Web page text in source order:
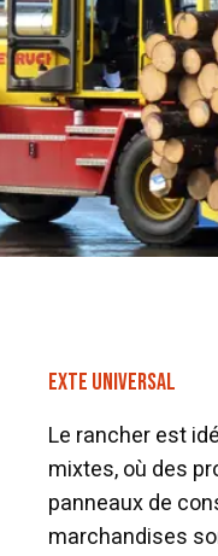
EXTE UNIVERSAL
Le rancher est
mixtes, où des
panneaux de
marchandises